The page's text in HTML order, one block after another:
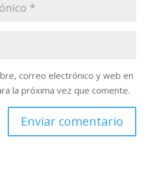
correo electrónico y web en
la próxima vez que comente.